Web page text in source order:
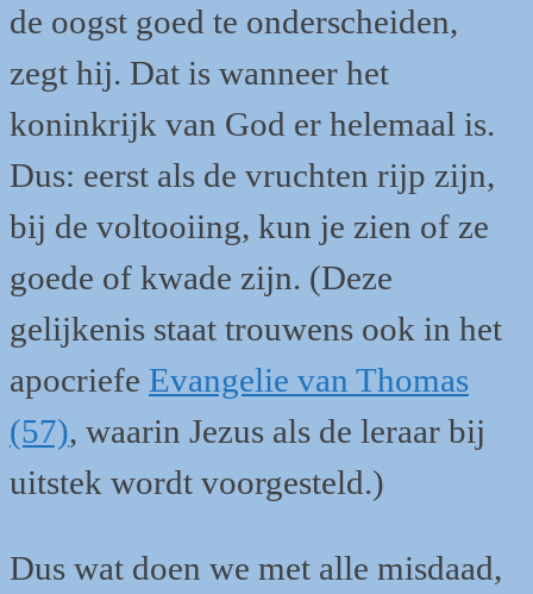
de oogst goed te onderscheiden,
zegt hij. Dat is wanneer het
koninkrijk van God er helemaal is.
Dus: eerst als de vruchten rijp zijn,
bij de voltooiing, kun je zien of ze
goede of kwade zijn. (Deze
gelijkenis staat trouwens ook in het
apocriefe Evangelie van Thomas
(57), waarin Jezus als de leraar bij
uitstek wordt voorgesteld.)
Dus wat doen we met alle misdaad,